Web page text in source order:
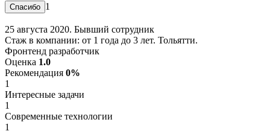
1
25 августа 2020. Бывший сотрудник
Стаж в компании: от 1 года до 3 лет. Тольятти.
Фронтенд разработчик
Оценка 1.0
Рекомендация 0%
1
Интересные задачи
1
Современные технологии
1